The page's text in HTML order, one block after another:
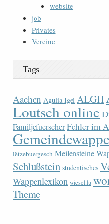
website
job
Privates
Vereine
Tags
Aachen Agulia Igel ALGH
Loutsch online
FamiljefuerscherFehler im
lëtzebuergesch Meilensteine
Schlußstein studentisches
Wappenlexikon wiesel.lu
Theme